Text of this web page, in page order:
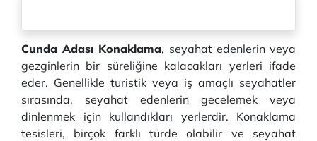
Cunda Adası Konaklama, seyahat edenlerin veya
gezginlerin bir süreliğine kalacakları yerleri ifade
eder. Genellikle turistik veya iş amaçlı seyahatler
sırasında, seyahat edenlerin gecelemek veya
dinlenmek için kullandıkları yerlerdir. Konaklama
tesisleri, birçok farklı türde olabilir ve seyahat